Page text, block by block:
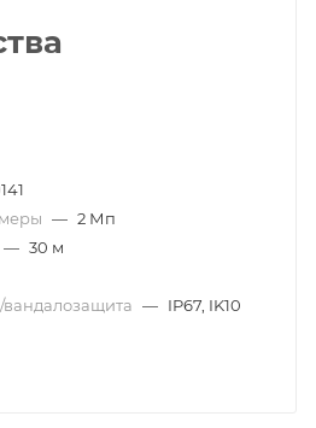
— 2 Мп
— 30 м
— IP67, IK10